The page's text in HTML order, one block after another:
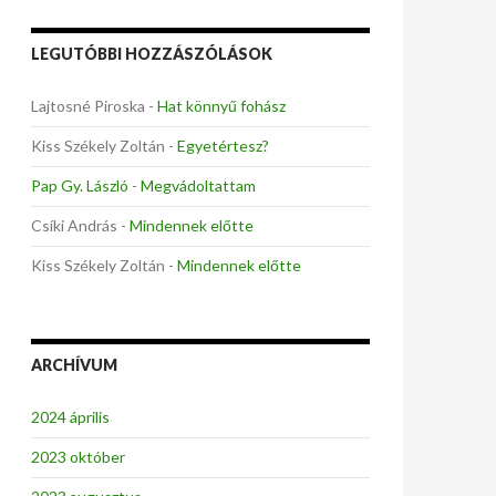
LEGUTÓBBI HOZZÁSZÓLÁSOK
Lajtosné Piroska - Hat könnyű fohász
Kiss Székely Zoltán - Egyetértesz?
Pap Gy. László - Megvádoltattam
Csíki András - Mindennek előtte
Kiss Székely Zoltán - Mindennek előtte
ARCHÍVUM
2024 április
2023 október